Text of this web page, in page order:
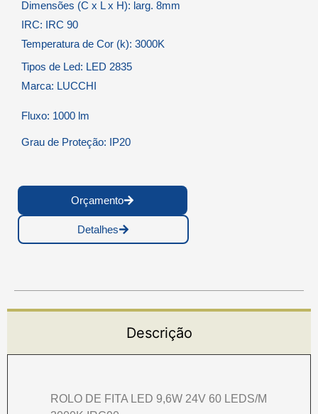
Dimensões (C x L x H): larg. 8mm
IRC: IRC 90
Temperatura de Cor (k): 3000K
Tipos de Led: LED 2835
Marca: LUCCHI
Fluxo: 1000 lm
Grau de Proteção: IP20
Orçamento
Detalhes
Descrição
ROLO DE FITA LED 9,6W 24V 60 LEDS/M